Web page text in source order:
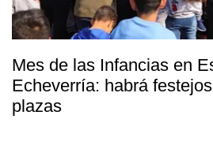
Mes de las Infancias en
Echeverría: habrá
plazas